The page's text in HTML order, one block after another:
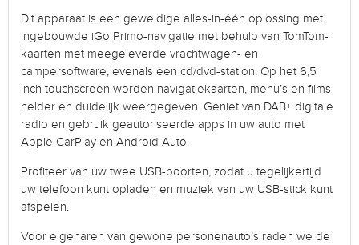
Dit apparaat is een geweldige alles-in-één oplossing met
ingebouwde iGo Primo-navigatie met behulp van TomTom-
kaarten met meegeleverde vrachtwagen- en
campersoftware, evenals een cd/dvd-station. Op het 6,5
inch touchscreen worden navigatiekaarten, menu’s en films
helder en duidelijk weergegeven. Geniet van DAB+ digitale
radio en gebruik geautoriseerde apps in uw auto met
Apple CarPlay en Android Auto.
Profiteer van uw twee USB-poorten, zodat u tegelijkertijd
uw telefoon kunt opladen en muziek van uw USB-stick kunt
afspelen.
Voor eigenaren van gewone personenauto’s raden we de